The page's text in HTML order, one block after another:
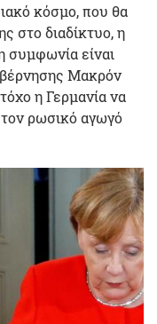
κόσμο, που θα
στο διαδίκτυο, η
συμφωνία είναι
Μακρόν
η Γερμανία να
τον ρωσικό αγωγό